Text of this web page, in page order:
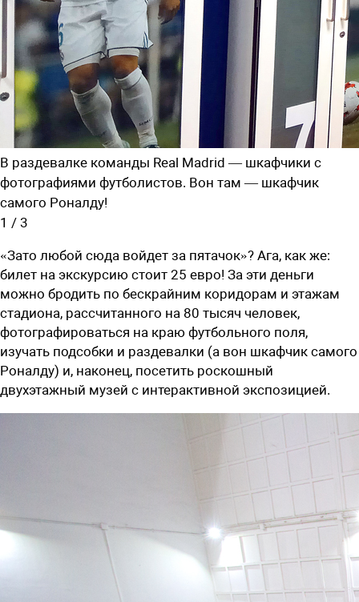
В раздевалке команды Real Madrid — шкафчики с
фотографиями футболистов. Вон там — шкафчик
самого Роналду!
1 / 3
«Зато любой сюда войдет за пятачок»? Ага, как же:
билет на экскурсию стоит 25 евро! За эти деньги
можно бродить по бескрайним коридорам и этажам
стадиона, рассчитанного на 80 тысяч человек,
фотографироваться на краю футбольного поля,
изучать подсобки и раздевалки (а вон шкафчик самого
Роналду) и, наконец, посетить роскошный
двухэтажный музей с интерактивной экспозицией.